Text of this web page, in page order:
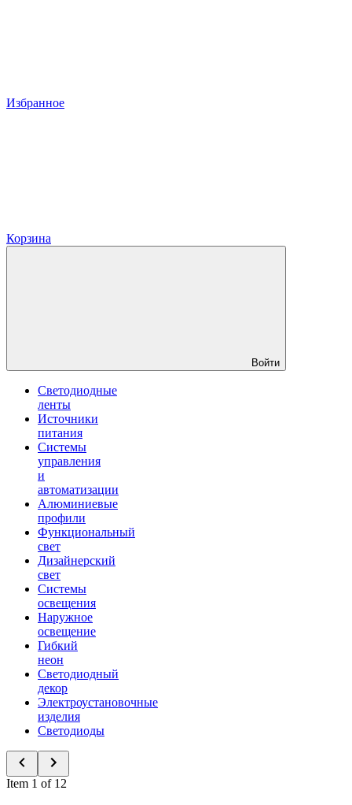
Избранное
Корзина
Войти
Светодиодные
ленты
Источники
питания
Системы
управления
и
автоматизации
Алюминиевые
профили
Функциональный
свет
Дизайнерский
свет
Системы
освещения
Наружное
освещение
Гибкий
неон
Светодиодный
декор
Электроустановочные
изделия
Светодиоды
Item 1 of 12